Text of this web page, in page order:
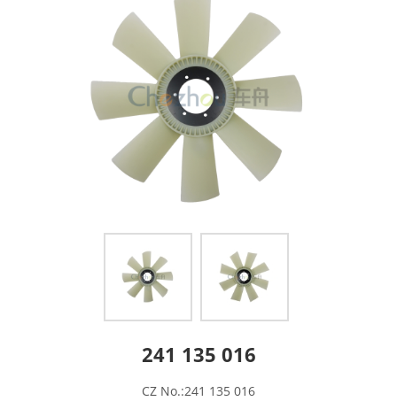
241 135 016
CZ No.:241 135 016